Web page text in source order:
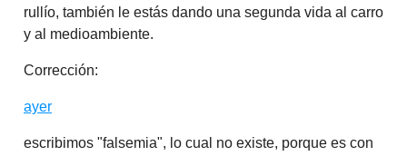
rullío, también le estás dando una segunda vida al carro
y al medioambiente.
Corrección:
ayer
escribimos "falsemia", lo cual no existe, porque es con